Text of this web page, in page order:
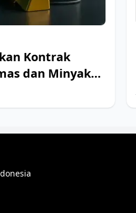
Kontrak
dan Minyak